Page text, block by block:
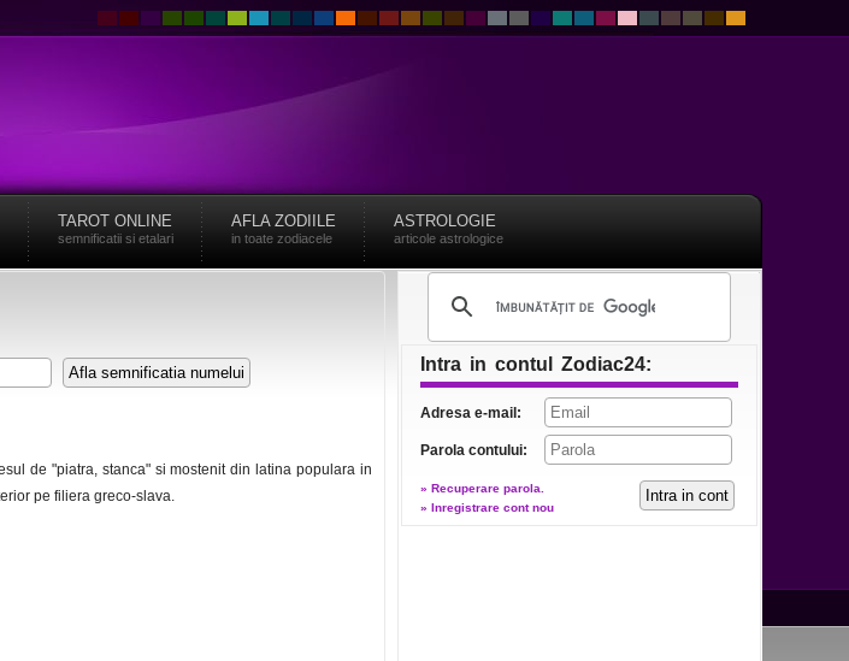
TAROT ONLINE
semnificatii si etalari
AFLA ZODIILE
in toate zodiacele
ASTROLOGIE
articole astrologice
de "piatra, stanca" si mostenit din latina populara in
pe filiera greco-slava.
Intra in contul Zodiac24:
Adresa e-mail:
Parola contului:
» Recuperare parola.
» Inregistrare cont nou